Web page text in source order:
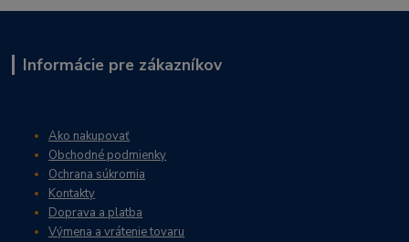
Informácie pre zákazníkov
Ako nakupovať
Obchodné podmienky
Ochrana súkromia
Kontakty
Doprava a platba
Výmena a vrátenie tovaru